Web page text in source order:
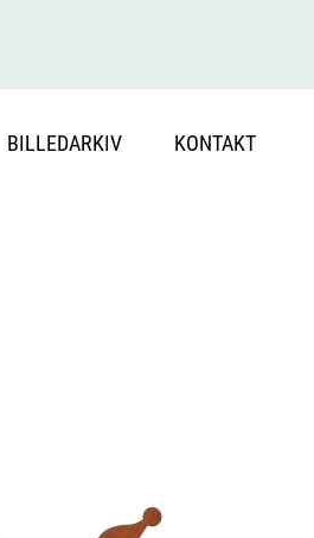
BILLEDARKIV KONTAKT